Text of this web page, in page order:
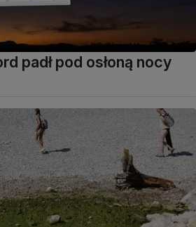
padł pod osłoną nocy